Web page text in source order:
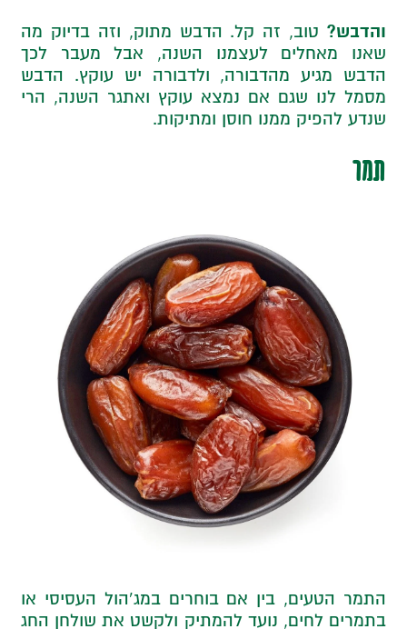
והדבש? טוב, זה קל. הדבש מתוק, וזה בדיוק מה
שאנו מאחלים לעצמנו השנה, אבל מעבר לכך
הדבש מגיע מהדבורה, ולדבורה יש עוקץ. הדבש
מסמל לנו שגם אם נמצא עוקץ ואתגר השנה, הרי
שנדע להפיק ממנו חוסן ומתיקות.
תמר
התמר הטעים, בין אם בוחרים במג’הול העסיסי או
בתמרים לחים, נועד להמתיק ולקשט את שולחן החג